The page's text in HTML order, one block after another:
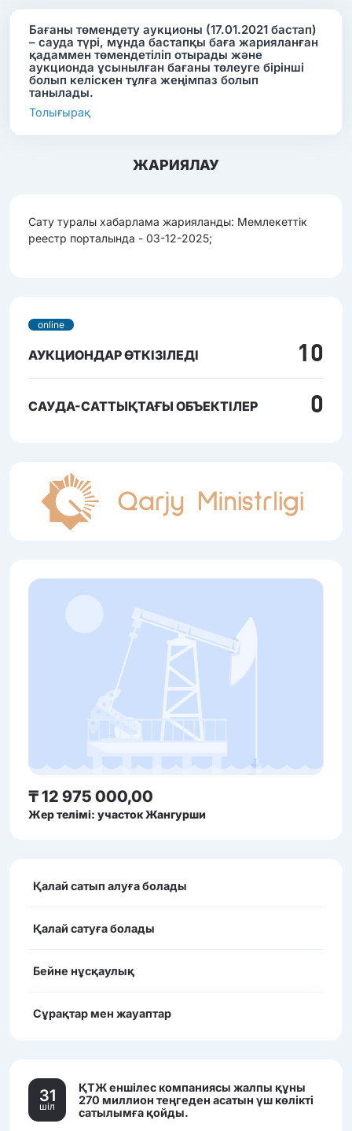
Бағаны төмендету аукционы (17.01.2021 бастап)
– сауда түрі, мұнда бастапқы баға жарияланған
қадаммен төмендетіліп отырады және
аукционда ұсынылған бағаны төлеуге бірінші
болып келіскен тұлға жеңімпаз болып
танылады.
Толығырақ
ЖАРИЯЛАУ
Сату туралы хабарлама жарияланды: Мемлекеттік
реестр порталында - 03-12-2025;
online
АУКЦИОНДАР ӨТКІЗІЛЕДІ 10
САУДА-САТТЫҚТАҒЫ ОБЪЕКТІЛЕР 0
₸ 12 975 000,00
Жер телімі: участок Жангурши
Қалай сатып алуға болады
Қалай сатуға болады
Бейне нұсқаулық
Сұрақтар мен жауаптар
31
шiл
ҚТЖ еншілес компаниясы жалпы құны
270 миллион теңгеден асатын үш көлікті
сатылымға қойды.